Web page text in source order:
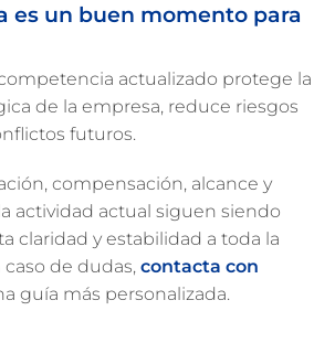
es un buen momento para
actualizado protege la
de la empresa, reduce riesgos
futuros.
compensación, alcance y
actividad actual siguen siendo
claridad y estabilidad a toda la
de dudas, contacta con
guía más personalizada.